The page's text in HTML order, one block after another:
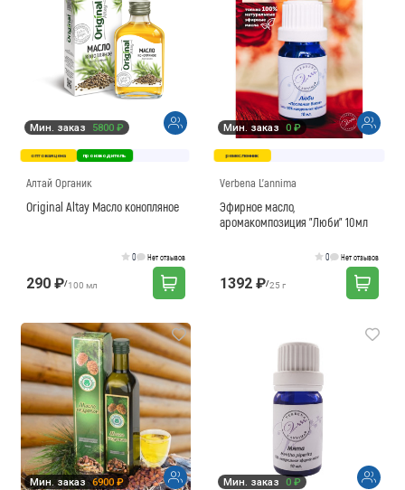
Мин. заказ 5800 ₽
оптовая цена производитель
Алтай Органик
Original Altay Масло конопляное
0 Нет отзывов
290 ₽/100 мл
Мин. заказ 0 ₽
ремесленник
Verbena L'annima
Эфирное масло,
аромакомпозиция "Люби" 10мл
0 Нет отзывов
1392 ₽/25 г
Мин. заказ 6900 ₽ Мин. заказ 0 ₽